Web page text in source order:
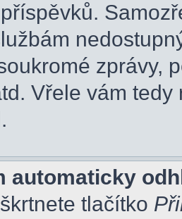
zprávy,
Vřele vám
automaticky
tlačítko